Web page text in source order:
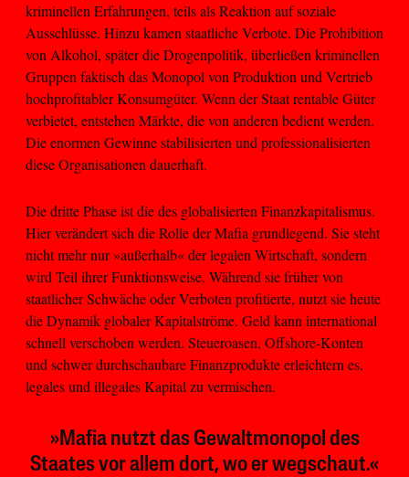
kriminellen Erfahrungen, teils als Reaktion auf soziale
Ausschlüsse. Hinzu kamen staatliche Verbote. Die Prohibition
von Alkohol, später die Drogenpolitik, überließen kriminellen
Gruppen faktisch das Monopol von Produktion und Vertrieb
hochprofitabler Konsumgüter. Wenn der Staat rentable Güter
verbietet, entstehen Märkte, die von anderen bedient werden.
Die enormen Gewinne stabilisierten und professionalisierten
diese Organisationen dauerhaft.
Die dritte Phase ist die des globalisierten Finanzkapitalismus.
Hier verändert sich die Rolle der Mafia grundlegend. Sie steht
nicht mehr nur »außerhalb« der legalen Wirtschaft, sondern
wird Teil ihrer Funktionsweise. Während sie früher von
staatlicher Schwäche oder Verboten profitierte, nutzt sie heute
die Dynamik globaler Kapitalströme. Geld kann international
schnell verschoben werden. Steueroasen, Offshore-Konten
und schwer durchschaubare Finanzprodukte erleichtern es,
legales und illegales Kapital zu vermischen.
»Mafia nutzt das Gewaltmonopol des
Staates vor allem dort, wo er wegschaut.«